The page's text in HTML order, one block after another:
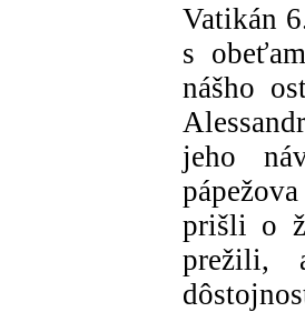
Vatikán
s
nášho
jeho
prišli o
prežili,